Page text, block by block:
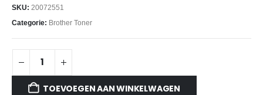
SKU: 20072551
Categorie: Brother Toner
TOEVOEGEN AAN WINKELWAGEN